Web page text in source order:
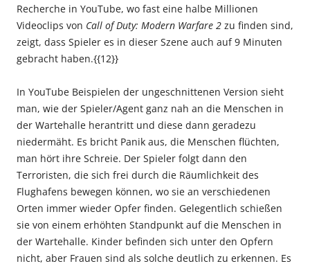
Recherche in YouTube, wo fast eine halbe Millionen
Videoclips von Call of Duty: Modern Warfare 2 zu finden sind,
zeigt, dass Spieler es in dieser Szene auch auf 9 Minuten
gebracht haben.{{12}}
In YouTube Beispielen der ungeschnittenen Version sieht
man, wie der Spieler/Agent ganz nah an die Menschen in
der Wartehalle herantritt und diese dann geradezu
niedermäht. Es bricht Panik aus, die Menschen flüchten,
man hört ihre Schreie. Der Spieler folgt dann den
Terroristen, die sich frei durch die Räumlichkeit des
Flughafens bewegen können, wo sie an verschiedenen
Orten immer wieder Opfer finden. Gelegentlich schießen
sie von einem erhöhten Standpunkt auf die Menschen in
der Wartehalle. Kinder befinden sich unter den Opfern
nicht, aber Frauen sind als solche deutlich zu erkennen. Es